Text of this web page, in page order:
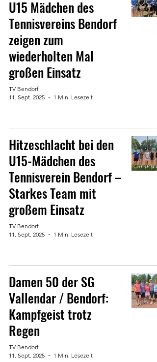
U15 Mädchen des
Tennisvereins Bendorf
zeigen zum
wiederholten Mal
großen Einsatz
TV Bendorf
11. Sept. 2025
1 Min. Lesezeit
Hitzeschlacht bei den
U15-Mädchen des
Tennisverein Bendorf –
Starkes Team mit
großem Einsatz
TV Bendorf
11. Sept. 2025
1 Min. Lesezeit
Damen 50 der SG
Vallendar / Bendorf:
Kampfgeist trotz
Regen
TV Bendorf
11. Sept. 2025
1 Min. Lesezeit